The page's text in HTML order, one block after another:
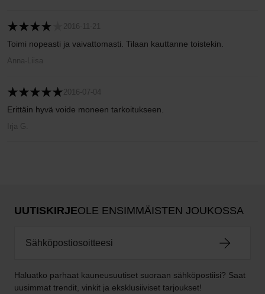
2016-11-21
Toimi nopeasti ja vaivattomasti. Tilaan kauttanne toistekin.
Anna-Liisa
2016-07-04
Erittäin hyvä voide moneen tarkoitukseen.
Irja G.
UUTISKIRJEOLE ENSIMMÄISTEN JOUKOSSA
Haluatko parhaat kauneusuutiset suoraan sähköpostiisi? Saat
uusimmat trendit, vinkit ja eksklusiiviset tarjoukset!